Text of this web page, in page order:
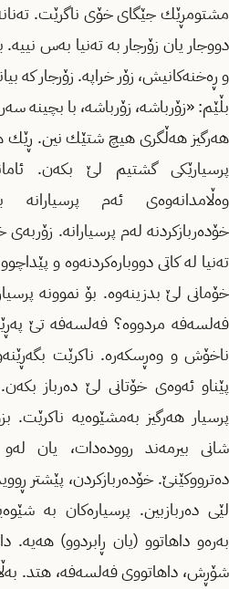
مشتومڕێك جێگای خۆی ناگرێت.
دووجار یان زۆرجار به‌ ته‌نیا به‌س نییه‌.
و ڕه‌خنه‌كانیش، زۆر خراپه‌. زۆرجار كه‌
بڵێم: «زۆرباشه‌، زۆرباشه‌، با بچینه‌
هه‌رگیز هه‌ڵگری هیچ شتێك نین. ڕێك
پرسیارێكی گشتیم لێ بكه‌ن.
وه‌ڵامدانه‌وه‌ی ئه‌م پرسیارانه‌
خۆده‌ربازكردنه‌ له‌م پرسیارانه‌.
ته‌نیا له‌ كاتی دووباره‌كردنه‌وه‌ و
خۆمانی لێ بدزینه‌وه‌. بۆ نموونه‌
فه‌لسه‌فه‌ مردووه‌؟ فه‌لسه‌فه‌ تێ
ناخۆش و وه‌ڕسكه‌ره‌‌. ناكرێت
پێناو ئه‌وه‌ی خۆتانی لێ ده‌رباز
پرسیار هه‌رگیز به‌مشێوه‌یه‌
شانی بیرمه‌ند رووده‌دات، یان
ده‌ترووكێنێ. خۆده‌ربازكردن، پێشتر
لێی ده‌ربازبین. پرسیاره‌كان به‌
به‌ره‌و داهاتوو (یان ڕابردوو) هه‌یه‌.
شۆڕش، داهاتووی فه‌لسه‌فه‌، هتد.